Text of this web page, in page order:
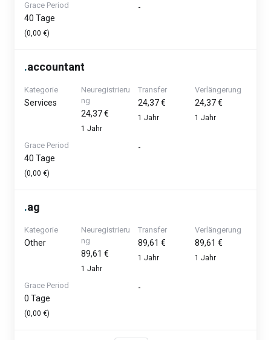
Grace Period
40 Tage
(0,00 €)
-
.accountant
Kategorie
Services
Neuregistrieru
ng
24,37 €
1 Jahr
Transfer
24,37 €
1 Jahr
Verlängerung
24,37 €
1 Jahr
Grace Period
40 Tage
(0,00 €)
-
.ag
Kategorie
Other
Neuregistrieru
ng
89,61 €
1 Jahr
Transfer
89,61 €
1 Jahr
Verlängerung
89,61 €
1 Jahr
Grace Period
0 Tage
(0,00 €)
-